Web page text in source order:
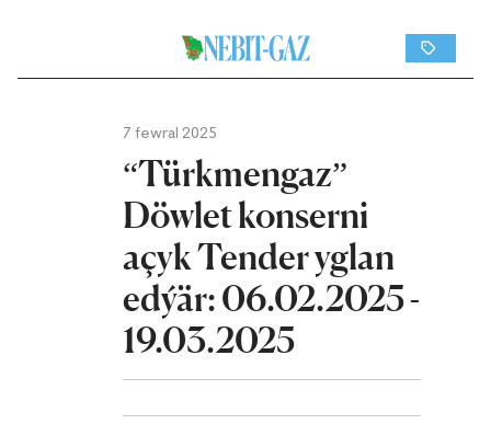
7 fewral 2025
“Türkmengaz”
Döwlet konserni
açyk Tender yglan
edýär: 06.02.2025 -
19.03.2025